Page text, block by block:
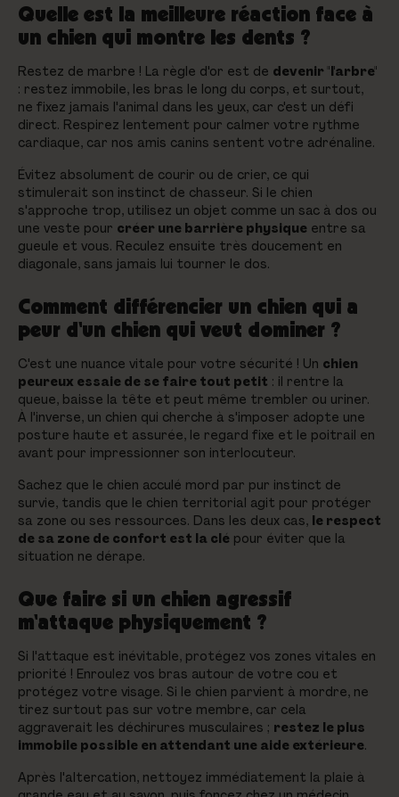
Quelle est la meilleure réaction face à
un chien qui montre les dents ?
Restez de marbre ! La règle d'or est de devenir "l'arbre"
: restez immobile, les bras le long du corps, et surtout,
ne fixez jamais l'animal dans les yeux, car c'est un défi
direct. Respirez lentement pour calmer votre rythme
cardiaque, car nos amis canins sentent votre adrénaline.
Évitez absolument de courir ou de crier, ce qui
stimulerait son instinct de chasseur. Si le chien
s'approche trop, utilisez un objet comme un sac à dos ou
une veste pour créer une barrière physique entre sa
gueule et vous. Reculez ensuite très doucement en
diagonale, sans jamais lui tourner le dos.
Comment différencier un chien qui a
peur d'un chien qui veut dominer ?
C'est une nuance vitale pour votre sécurité ! Un chien
peureux essaie de se faire tout petit : il rentre la
queue, baisse la tête et peut même trembler ou uriner.
À l'inverse, un chien qui cherche à s'imposer adopte une
posture haute et assurée, le regard fixe et le poitrail en
avant pour impressionner son interlocuteur.
Sachez que le chien acculé mord par pur instinct de
survie, tandis que le chien territorial agit pour protéger
sa zone ou ses ressources. Dans les deux cas, le respect
de sa zone de confort est la clé pour éviter que la
situation ne dérape.
Que faire si un chien agressif
m'attaque physiquement ?
Si l'attaque est inévitable, protégez vos zones vitales en
priorité ! Enroulez vos bras autour de votre cou et
protégez votre visage. Si le chien parvient à mordre, ne
tirez surtout pas sur votre membre, car cela
aggraverait les déchirures musculaires ; restez le plus
immobile possible en attendant une aide extérieure.
Après l'altercation, nettoyez immédiatement la plaie à